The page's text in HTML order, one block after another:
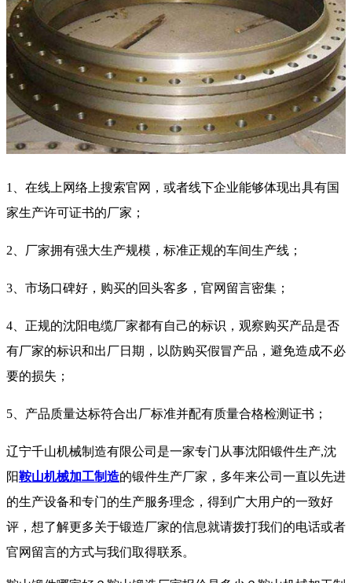
1、在线上网络上搜索官网，或者线下企业能够体现出具有国
家生产许可证书的厂家；
2、厂家拥有强大生产规模，标准正规的车间生产线；
3、市场口碑好，购买的回头客多，官网留言密集；
4、正规的沈阳电缆厂家都有自己的标识，观察购买产品是否
有厂家的标识和出厂日期，以防购买假冒产品，避免造成不必
要的损失；
5、产品质量达标符合出厂标准并配有质量合格检测证书；
辽宁千山机械制造有限公司是一家专门从事沈阳锻件生产,沈
阳鞍山机械加工制造的锻件生产厂家，多年来公司一直以先进
的生产设备和专门的生产服务理念，得到广大用户的一致好
评，想了解更多关于锻造厂家的信息就请拨打我们的电话或者
官网留言的方式与我们取得联系。